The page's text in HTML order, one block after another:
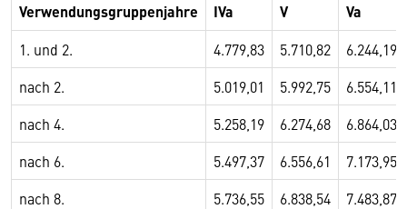
Verwendungsgruppenjahre IVa V Va
1. und 2. 4.779,83 5.710,82
6.244,19
nach 2.
5.019,01 5.992,75
6.554,11
nach 4.
5.258,19 6.274,68
6.864,03
nach 6.
5.497,37 6.556,61
7.173,95
nach 8.
5.736,55 6.838,54
7.483,87